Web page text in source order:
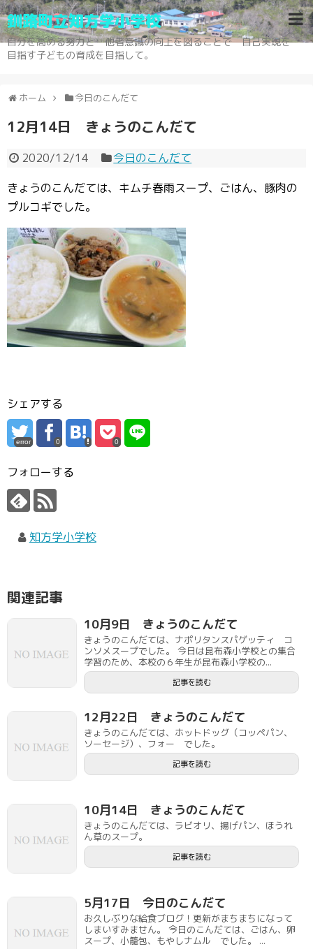
釧路町立知方学小学校
自分を高める努力と 他者意識の向上を図ることで 自己実現を
目指す子どもの育成を目指して。
ホーム 今日のこんだて
12月14日 きょうのこんだて
2020/12/14
今日のこんだて
きょうのこんだては、キムチ春雨スープ、ごはん、豚肉の
プルコギでした。
シェアする
error 0 0
フォローする
知方学小学校
関連記事
10月9日 きょうのこんだて
きょうのこんだては、ナポリタンスパゲッティ コ
ンソメスープでした。 今日は昆布森小学校との集合
学習のため、本校の６年生が昆布森小学校の...
記事を読む
12月22日 きょうのこんだて
きょうのこんだては、ホットドッグ（コッペパン、
ソーセージ）、フォー でした。
記事を読む
10月14日 きょうのこんだて
きょうのこんだては、ラビオリ、揚げパン、ほうれ
ん草のスープ。
記事を読む
5月17日 今日のこんだて
お久しぶりな給食ブログ！更新がまちまちになって
しまいすみません。 今日のこんだては、ごはん、卵
スープ、小籠包、もやしナムル でした。 ...